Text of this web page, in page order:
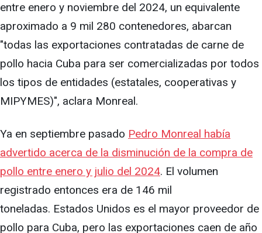
entre enero y noviembre del 2024, un equivalente
aproximado a 9 mil 280 contenedores, abarcan
"todas las exportaciones contratadas de carne de
pollo hacia Cuba para ser comercializadas por todos
los tipos de entidades (estatales, cooperativas y
MIPYMES)", aclara Monreal.
Ya en septiembre pasado Pedro Monreal había
advertido acerca de la disminución de la compra de
pollo entre enero y julio del 2024. El volumen
registrado entonces era de 146 mil
toneladas. Estados Unidos es el mayor proveedor de
pollo para Cuba, pero las exportaciones caen de año